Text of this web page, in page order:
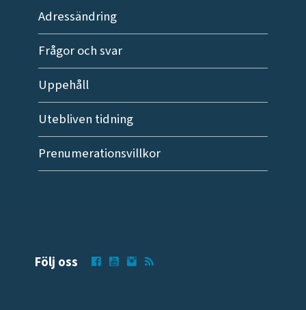
Adressändring
Frågor och svar
Uppehåll
Utebliven tidning
Prenumerationsvillkor
Följ oss